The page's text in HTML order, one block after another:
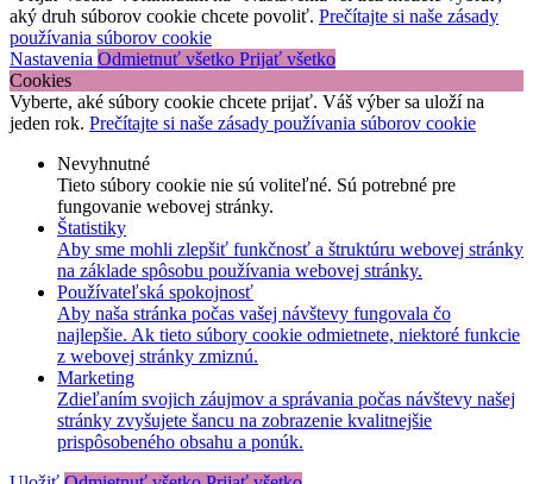
aký druh súborov cookie chcete povoliť. Prečítajte si naše zásady
používania súborov cookie
Nastavenia Odmietnuť všetko Prijať všetko
Cookies
Vyberte, aké súbory cookie chcete prijať. Váš výber sa uloží na
jeden rok. Prečítajte si naše zásady používania súborov cookie
Nevyhnutné
Tieto súbory cookie nie sú voliteľné. Sú potrebné pre
fungovanie webovej stránky.
Štatistiky
Aby sme mohli zlepšiť funkčnosť a štruktúru webovej stránky
na základe spôsobu používania webovej stránky.
Používateľská spokojnosť
Aby naša stránka počas vašej návštevy fungovala čo
najlepšie. Ak tieto súbory cookie odmietnete, niektoré funkcie
z webovej stránky zmiznú.
Marketing
Zdieľaním svojich záujmov a správania počas návštevy našej
stránky zvyšujete šancu na zobrazenie kvalitnejšie
prispôsobeného obsahu a ponúk.